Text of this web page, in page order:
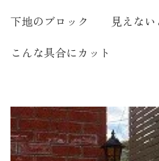
下地のブロック 見えない
こんな具合にカット